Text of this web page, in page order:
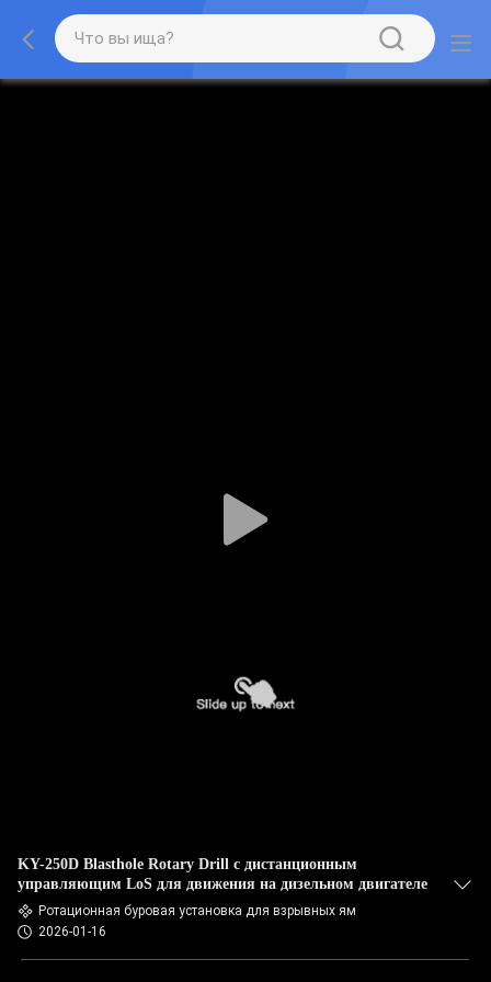
KY-250D Blasthole Rotary Drill с дистанционным
управляющим LoS для движения на дизельном двигателе
Ротационная буровая установка для взрывных ям
2026-01-16